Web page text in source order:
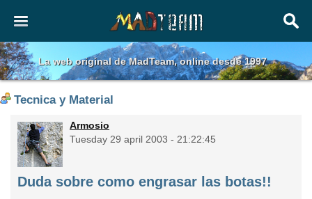
La web original de MadTeam, online desde 1997
Tecnica y Material
Armosio
Tuesday 29 april 2003 - 21:22:45
Duda sobre como engrasar las botas!!